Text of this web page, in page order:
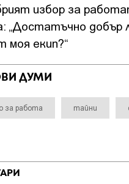
избор за
„Достатъчно добър
моя екип?“
ДУМИ
за работа тайни